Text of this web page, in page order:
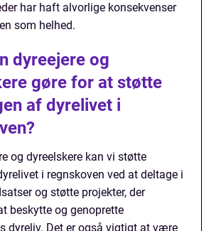
har haft alvorlige konsekvenser
som helhed.
dyreejere og
gøre for at støtte
af dyrelivet i
og dyreelskere kan vi støtte
i regnskoven ved at deltage i
og støtte projekter, der
beskytte og genoprette
dyreliv. Det er også vigtigt at være